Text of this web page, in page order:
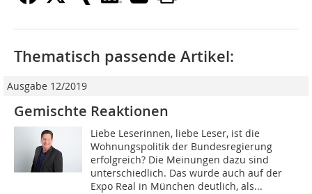
Thematisch passende Artikel:
Ausgabe 12/2019
Gemischte Reaktionen
Liebe Leserinnen, liebe Leser, ist die
Wohnungspolitik der Bundesregierung
erfolgreich? Die Meinungen dazu sind
unterschiedlich. Das wurde auch auf der
Expo Real in München deutlich, als...